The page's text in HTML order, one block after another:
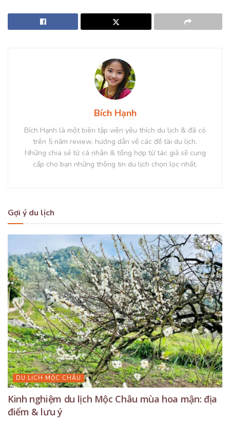
Bích Hạnh
Bích Hạnh là một biên tập viên yêu thích du lịch & đã có
trên 5 năm review, hướng dẫn về các đề tài du lịch.
Những chia sẻ từ cá nhân & tổng hợp từ tác giả sẽ cung
cấp cho bạn những thông tin du lịch chọn lọc nhất.
Gợi ý du lịch
DU LỊCH MỘC CHÂU
Kinh nghiệm du lịch Mộc Châu mùa hoa mận: địa
điểm & lưu ý